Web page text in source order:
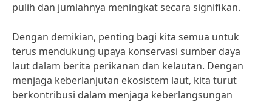
pulih dan jumlahnya meningkat secara signifikan.
Dengan demikian, penting bagi kita semua untuk
terus mendukung upaya konservasi sumber daya
laut dalam berita perikanan dan kelautan. Dengan
menjaga keberlanjutan ekosistem laut, kita turut
berkontribusi dalam menjaga keberlangsungan